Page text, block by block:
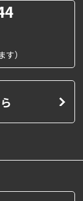
）